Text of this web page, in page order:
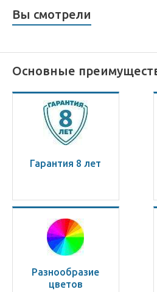
Вы смотрели
Основные
Гарантия 8 лет
Разнообразие
цветов